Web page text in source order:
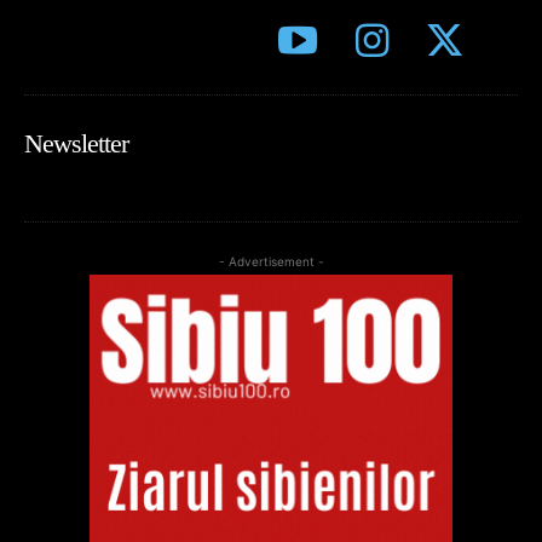
Newsletter
- Advertisement -